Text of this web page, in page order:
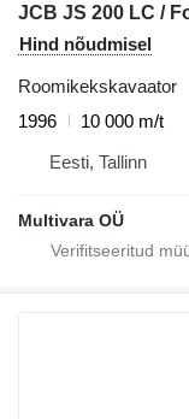
JCB JS 200 LC /
Hind nõudmisel
Roomikekskavaator
1996
10 000 m/t
Eesti, Tallinn
Multivara OÜ